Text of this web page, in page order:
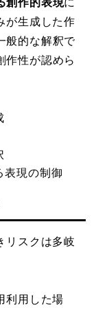
創作的表現に
が生成した作
般的な解釈で
作性が認めら
表現の制御
リスクは多岐
利用した場